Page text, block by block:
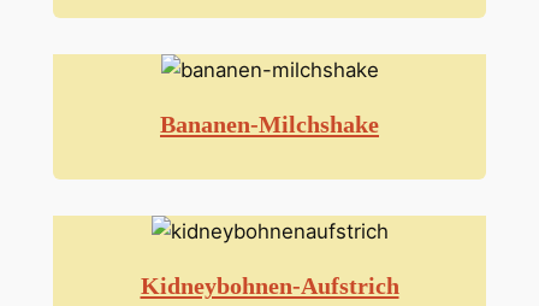
Bananen-Milchshake
Kidneybohnen-Aufstrich